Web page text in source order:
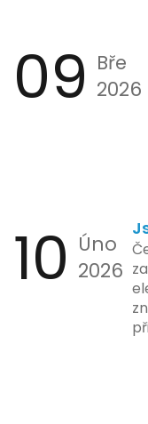
09 Bře
2026
10 Úno
2026